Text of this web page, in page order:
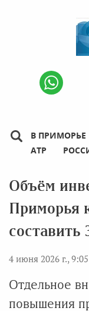
В ПРИМОРЬЕ
АТР
Объём
Приморья
составить
4 июня 2026 г.,
Отдельное
повышения